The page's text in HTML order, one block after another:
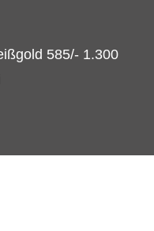
585/- 1.300